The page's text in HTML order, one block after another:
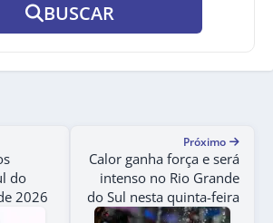
BUSCAR
do
2026
Próximo
Calor ganha força e será
intenso no Rio Grande
do Sul nesta quinta-feira